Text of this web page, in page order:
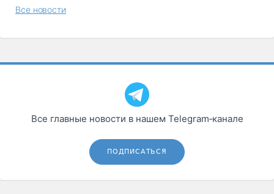
Все новости
Все главные новости в нашем Telegram‑канале
ПОДПИСАТЬСЯ